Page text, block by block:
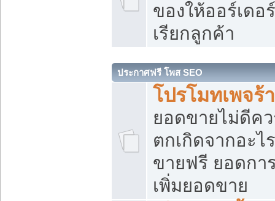
ของให้ออร์เดอ
เรียกลูกค้า
ประกาศฟรี โพส SEO
โปรโมทเพจร้
ยอดขายไม่ดีค
ตกเกิดจากอะไ
ขายฟรี ยอดกา
เพิ่มยอดขาย